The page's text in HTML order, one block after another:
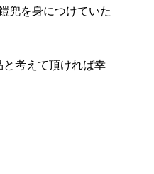
兜を身につけていた
考えて頂ければ幸